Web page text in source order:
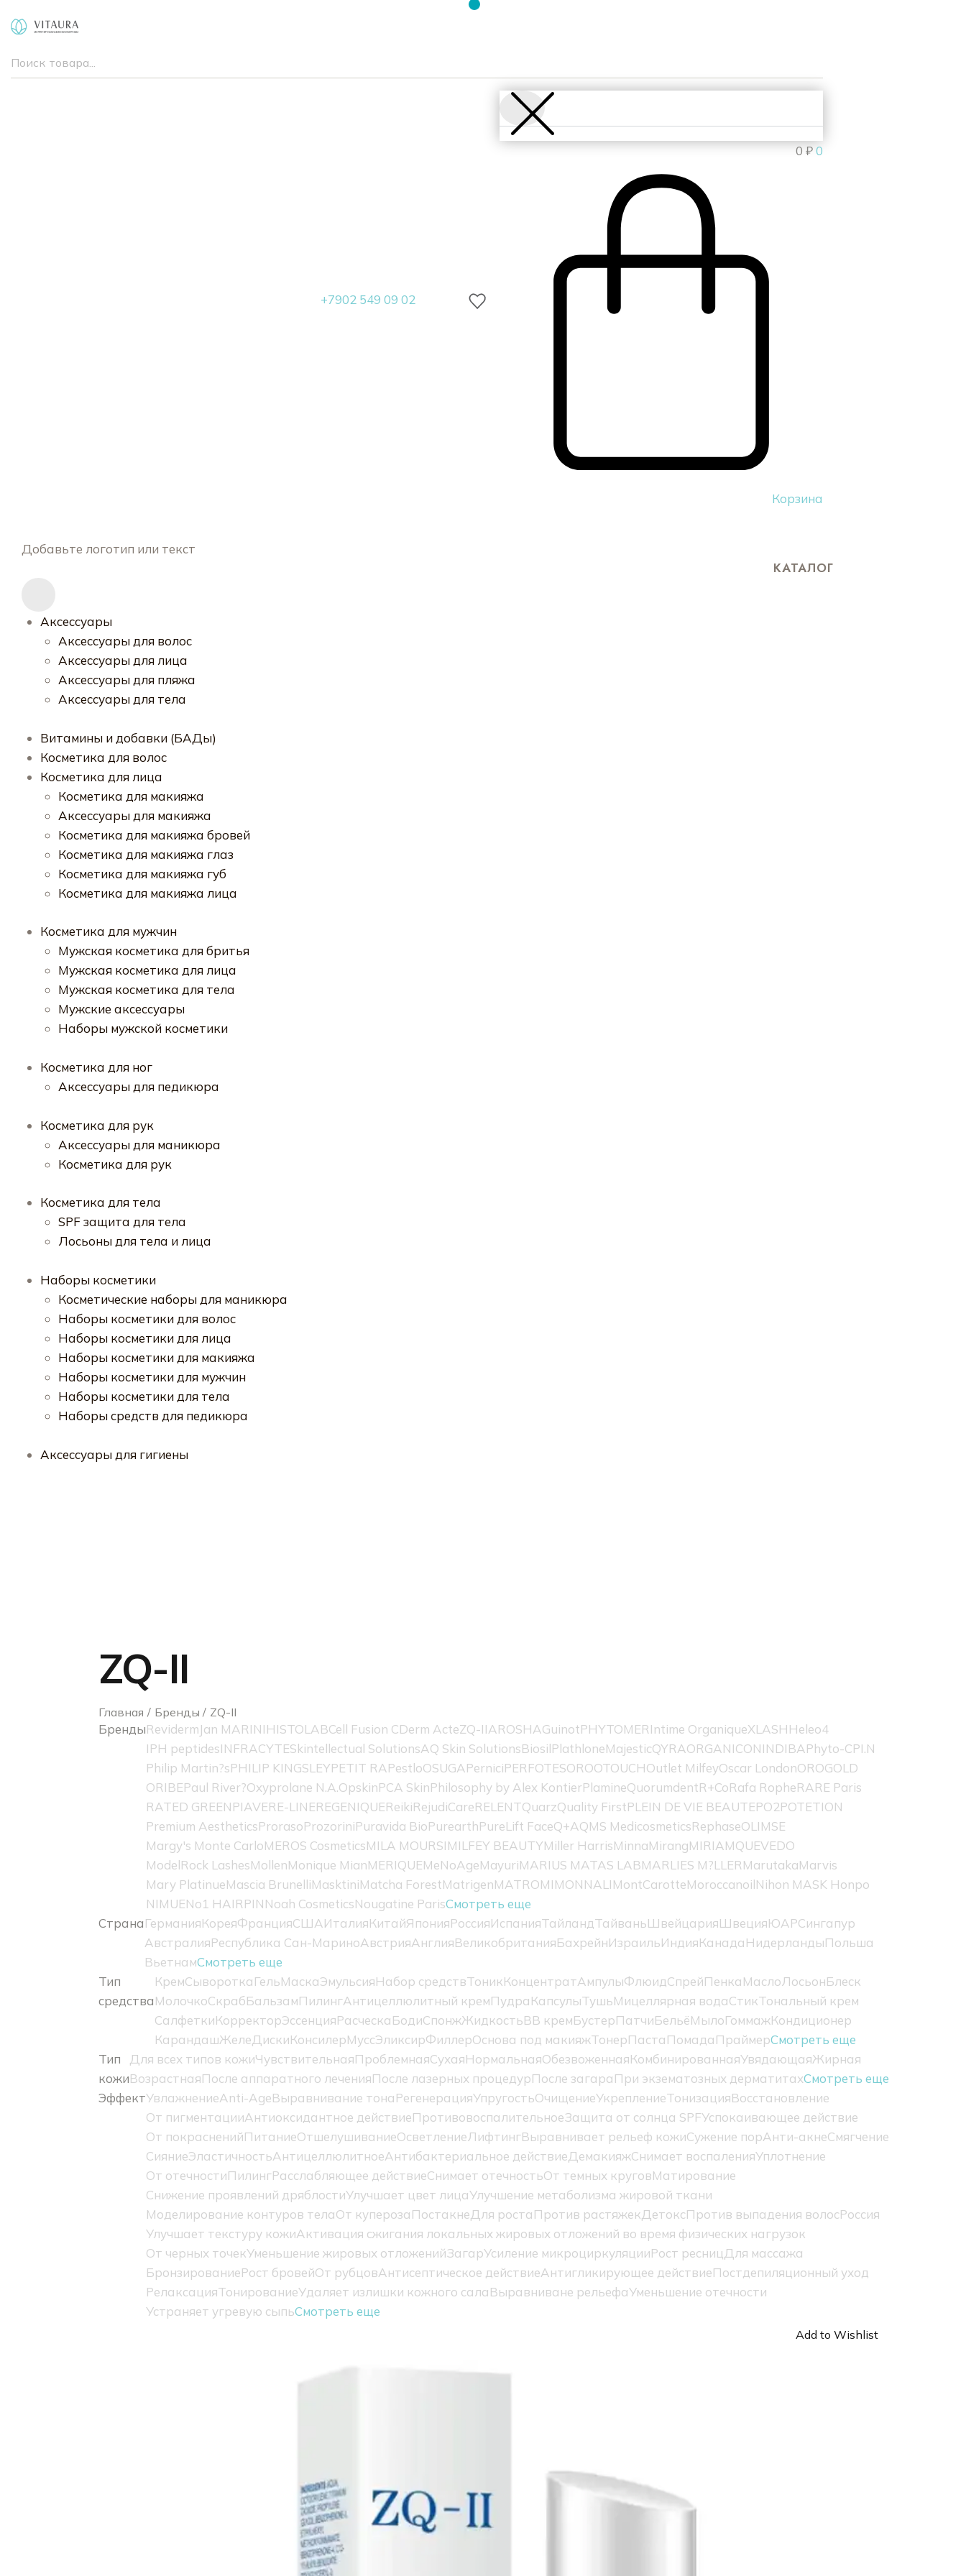
+7902 549 09 02
0 ₽0
Корзина
Добавьте логотип или текст
КАТАЛОГ
Аксессуары
Аксессуары для волос
Аксессуары для лица
Аксессуары для пляжа
Аксессуары для тела
Витамины и добавки (БАДы)
Косметика для волос
Косметика для лица
Косметика для макияжа
Аксессуары для макияжа
Косметика для макияжа бровей
Косметика для макияжа глаз
Косметика для макияжа губ
Косметика для макияжа лица
Косметика для мужчин
Мужская косметика для бритья
Мужская косметика для лица
Мужская косметика для тела
Мужские аксессуары
Наборы мужской косметики
Косметика для ног
Аксессуары для педикюра
Косметика для рук
Аксессуары для маникюра
Косметика для рук
Косметика для тела
SPF защита для тела
Лосьоны для тела и лица
Наборы косметики
Косметические наборы для маникюра
Наборы косметики для волос
Наборы косметики для лица
Наборы косметики для макияжа
Наборы косметики для мужчин
Наборы косметики для тела
Наборы средств для педикюра
Аксессуары для гигиены
ZQ-II
Главная Бренды ZQ-II
БрендыRevidermJan MARINIHISTOLABCell Fusion CDerm ActeZQ-IIAROSHAGuinotPHYTOMERIntime OrganiqueXLASHHeleo4
IPH peptidesINFRACYTESkintellectual SolutionsAQ Skin SolutionsBiosilPlathloneMajesticQYRAORGANICONINDIBAPhyto-CPI.N
Philip Martin?sPHILIP KINGSLEYPETIT RAPestloOSUGAPerniciPERFOTESOROOTOUCHOutlet MilfeyOscar LondonOROGOLD
ORIBEPaul River?Oxyprolane N.A.OpskinPCA SkinPhilosophy by Alex KontierPlamineQuorumdentR+CoRafa RopheRARE Paris
RATED GREENPIAVERE-LINEREGENIQUEReikiRejudiCareRELENTQuarzQuality FirstPLEIN DE VIE BEAUTEPO2POTETION
Premium AestheticsProrasoProzoriniPuravida BioPurearthPureLift FaceQ+AQMS MedicosmeticsRephaseOLIMSE
Margy's Monte CarloMEROS CosmeticsMILA MOURSIMILFEY BEAUTYMiller HarrisMinnaMirangMIRIAMQUEVEDO
ModelRock LashesMollenMonique MianMERIQUEMeNoAgeMayuriMARIUS MATAS LABMARLIES M?LLERMarutakaMarvis
Mary PlatinueMascia BrunelliMasktiniMatcha ForestMatrigenMATROMIMONNALIMontCarotteMoroccanoilNihon MASK Honpo
NIMUENo1 HAIRPINNoah CosmeticsNougatine ParisСмотреть еще
СтранаГерманияКореяФранцияСШАИталияКитайЯпонияРоссияИспанияТайландТайваньШвейцарияШвецияЮАРСингапур
АвстралияРеспублика Сан-МариноАвстрияАнглияВеликобританияБахрейнИзраильИндияКанадаНидерландыПольша
ВьетнамСмотреть еще
Тип
средства
КремСывороткаГельМаскаЭмульсияНабор средствТоникКонцентратАмпулыФлюидСпрейПенкаМаслоЛосьонБлеск
МолочкоСкрабБальзамПилингАнтицеллюлитный кремПудраКапсулыТушьМицеллярная водаСтикТональный крем
СалфеткиКорректорЭссенцияРасческаБодиСпонжЖидкостьBB кремБустерПатчиБельёМылоГоммажКондиционер
КарандашЖелеДискиКонсилерМуссЭликсирФиллерОснова под макияжТонерПастаПомадаПраймерСмотреть еще
Тип
кожи
Для всех типов кожиЧувствительнаяПроблемнаяСухаяНормальнаяОбезвоженнаяКомбинированнаяУвядающаяЖирная
ВозрастнаяПосле аппаратного леченияПосле лазерных процедурПосле загараПри экзематозных дерматитахСмотреть еще
ЭффектУвлажнениеAnti-AgeВыравнивание тонаРегенерацияУпругостьОчищениеУкреплениеТонизацияВосстановление
От пигментацииАнтиоксидантное действиеПротивовоспалительноеЗащита от солнца SPFУспокаивающее действие
От покрасненийПитаниеОтшелушиваниеОсветлениеЛифтингВыравнивает рельеф кожиСужение порАнти-акнеСмягчение
СияниеЭластичностьАнтицеллюлитноеАнтибактериальное действиеДемакияжСнимает воспаленияУплотнение
От отечностиПилингРасслабляющее действиеСнимает отечностьОт темных круговМатирование
Снижение проявлений дряблостиУлучшает цвет лицаУлучшение метаболизма жировой ткани
Моделирование контуров телаОт куперозаПостакнеДля ростаПротив растяжекДетоксПротив выпадения волосРоссия
Улучшает текстуру кожиАктивация сжигания локальных жировых отложений во время физических нагрузок
От черных точекУменьшение жировых отложенийЗагарУсиление микроциркуляцииРост ресницДля массажа
БронзированиеРост бровейОт рубцовАнтисептическое действиеАнтигликирующее действиеПостдепиляционный уход
РелаксацияТонированиеУдаляет излишки кожного салаВыравниване рельефаУменьшение отечности
Устраняет угревую сыпьСмотреть еще
Add to Wishlist